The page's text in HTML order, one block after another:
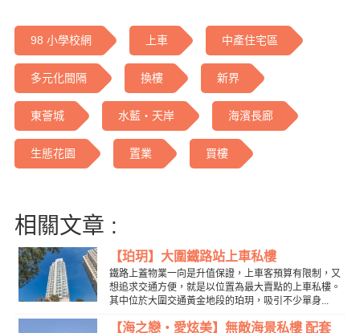
98 小學校網 上車 中產住宅區
多元化間隔 換樓 新界
東薈城 水藍・天岸 海濱長廊
生態花園 置業 買樓
相關文章 :
【珀玥】大圍鐵路站上車私樓
鐵路上蓋物業一向是升值保證，上車客預算有限制，又
想追求交通方便，就是以位置為最大賣點的上車私樓。
其中位於大圍交通黃金地段的珀玥，吸引不少單身...
【海之戀‧愛炫美】無敵海景私樓 配套